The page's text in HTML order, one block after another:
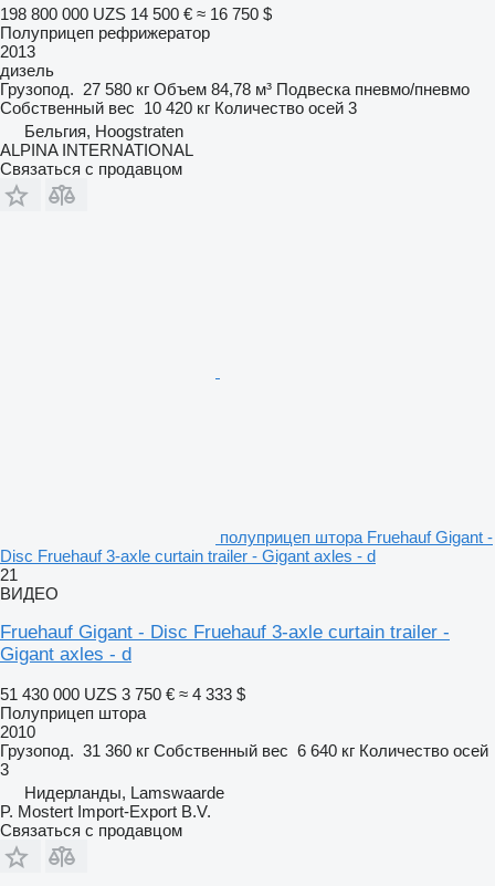
198 800 000 UZS 14 500 € ≈ 16 750 $
Полуприцеп рефрижератор
2013
дизель
Грузопод. 27 580 кг Объем 84,78 м³ Подвеска пневмо/пневмо
Собственный вес 10 420 кг Количество осей 3
Бельгия, Hoogstraten
ALPINA INTERNATIONAL
Связаться с продавцом
полуприцеп штора Fruehauf Gigant -
Disc Fruehauf 3-axle curtain trailer - Gigant axles - d
21
ВИДЕО
Fruehauf Gigant - Disc Fruehauf 3-axle curtain trailer -
Gigant axles - d
51 430 000 UZS 3 750 € ≈ 4 333 $
Полуприцеп штора
2010
Грузопод. 31 360 кг Собственный вес 6 640 кг Количество осей
3
Нидерланды, Lamswaarde
P. Mostert Import-Export B.V.
Связаться с продавцом